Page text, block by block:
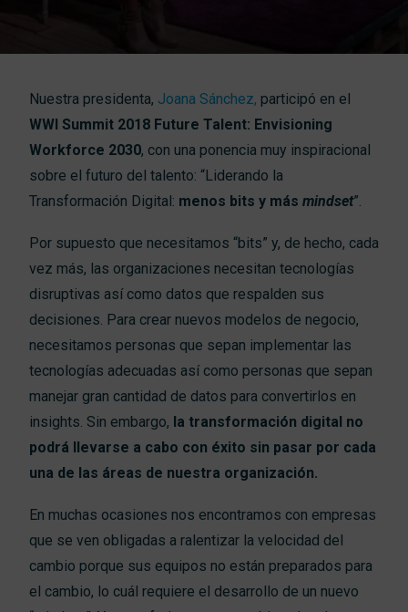
Trabaja
Nuestra presidenta, Joana Sánchez, participó en el
WWI Summit 2018 Future Talent: Envisioning
Workforce 2030, con una ponencia muy inspiracional
sobre el futuro del talento: “Liderando la
Transformación Digital: menos bits y más mindset”.
Por supuesto que necesitamos “bits” y, de hecho, cada
vez más, las organizaciones necesitan tecnologías
disruptivas así como datos que respalden sus
decisiones. Para crear nuevos modelos de negocio,
necesitamos personas que sepan implementar las
tecnologías adecuadas así como personas que sepan
manejar gran cantidad de datos para convertirlos en
insights. Sin embargo, la transformación digital no
podrá llevarse a cabo con éxito sin pasar por cada
una de las áreas de nuestra organización.
En muchas ocasiones nos encontramos con empresas
que se ven obligadas a ralentizar la velocidad del
cambio porque sus equipos no están preparados para
el cambio, lo cuál requiere el desarrollo de un nuevo